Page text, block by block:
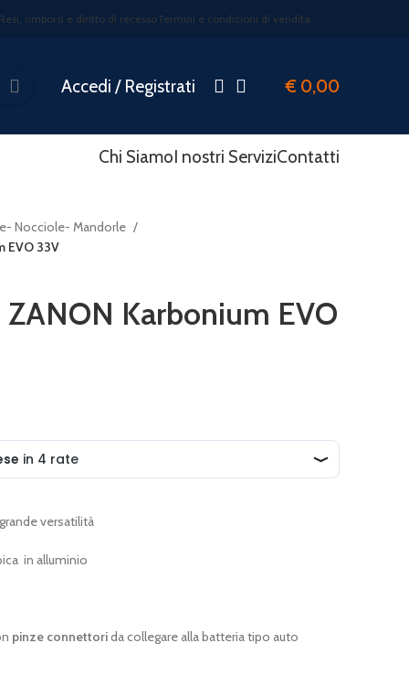
rimborsi e diritto di recessoTermini e condizioni di vendita
Accedi / Registrati € 0,00
Chi SiamoI nostri ServiziContatti
Nocciole- Mandorle
EVO 33V
Karbonium EVO
versatilità
in alluminio
pinze connettorida collegare alla batteria tipo auto